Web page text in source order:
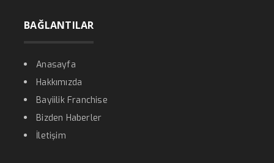
BAĞLANTILAR
Anasayfa
Hakkımızda
Bayiilik Franchise
Bizden Haberler
İletişim